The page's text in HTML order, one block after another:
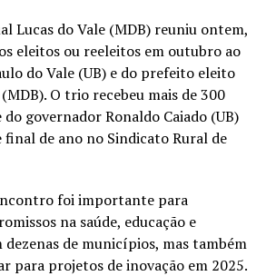
Lucas do Vale (MDB) reuniu ontem,
eleitos ou reeleitos em outubro ao
do Vale (UB) e do prefeito eleito
O trio recebeu mais de 300
do governador Ronaldo Caiado (UB)
final de ano no Sindicato Rural de
foi importante para
na saúde, educação e
de municípios, mas também
para projetos de inovação em 2025.